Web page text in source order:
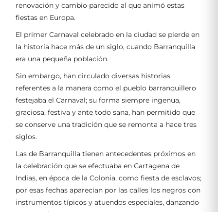
renovación y cambio parecido al que animó estas
fiestas en Europa.
El primer Carnaval celebrado en la ciudad se pierde en
la historia hace más de un siglo, cuando Barranquilla
era una pequeña población.
Sin embargo, han circulado diversas historias
referentes a la manera como el pueblo barranquillero
festejaba el Carnaval; su forma siempre ingenua,
graciosa, festiva y ante todo sana, han permitido que
se conserve una tradición que se remonta a hace tres
siglos.
Las de Barranquilla tienen antecedentes próximos en
la celebración que se efectuaba en Cartagena de
Indias, en época de la Colonia, como fiesta de esclavos;
por esas fechas aparecían por las calles los negros con
instrumentos típicos y atuendos especiales, danzando